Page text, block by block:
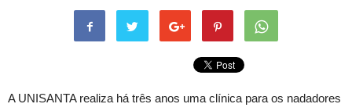
A UNISANTA realiza há três anos uma clínica para os nadadores